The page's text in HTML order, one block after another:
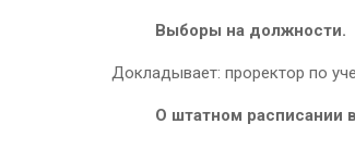
Выборы на должности.
Докладывает: проректор по
О штатном расписании